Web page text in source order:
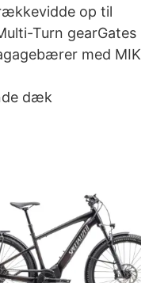
op til
Turn gearGates
med MIK
dæk